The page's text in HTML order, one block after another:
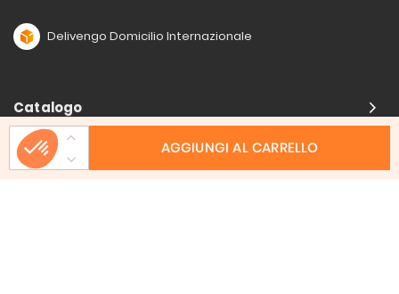
AGGIUNGI AL CARRELLO
Delivengo Domicilio Internazionale
Catalogo